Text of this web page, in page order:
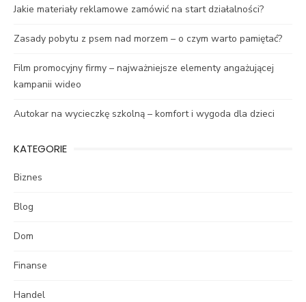
Jakie materiały reklamowe zamówić na start działalności?
Zasady pobytu z psem nad morzem – o czym warto pamiętać?
Film promocyjny firmy – najważniejsze elementy angażującej
kampanii wideo
Autokar na wycieczkę szkolną – komfort i wygoda dla dzieci
KATEGORIE
Biznes
Blog
Dom
Finanse
Handel